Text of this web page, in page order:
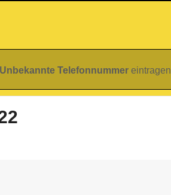
Unbekannte Telefonnummer eintragen